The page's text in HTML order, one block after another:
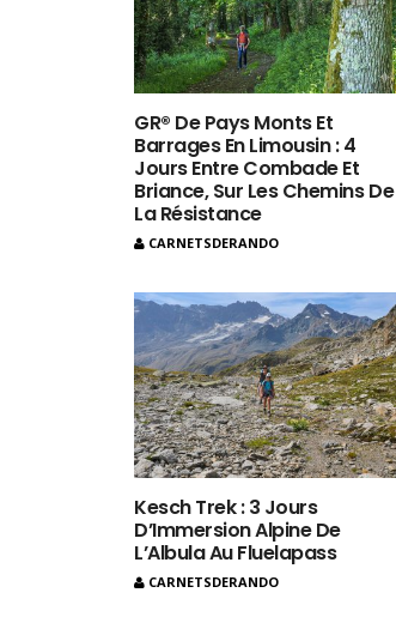
GR® De Pays Monts Et
Barrages En Limousin : 4
Jours Entre Combade Et
Briance, Sur Les Chemins De
La Résistance
CARNETSDERANDO
Kesch Trek : 3 Jours
D’Immersion Alpine De
L’Albula Au Fluelapass
CARNETSDERANDO